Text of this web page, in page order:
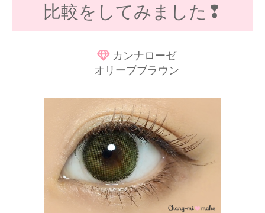
比較をしてみました❢
カンナローゼ
オリーブブラウン